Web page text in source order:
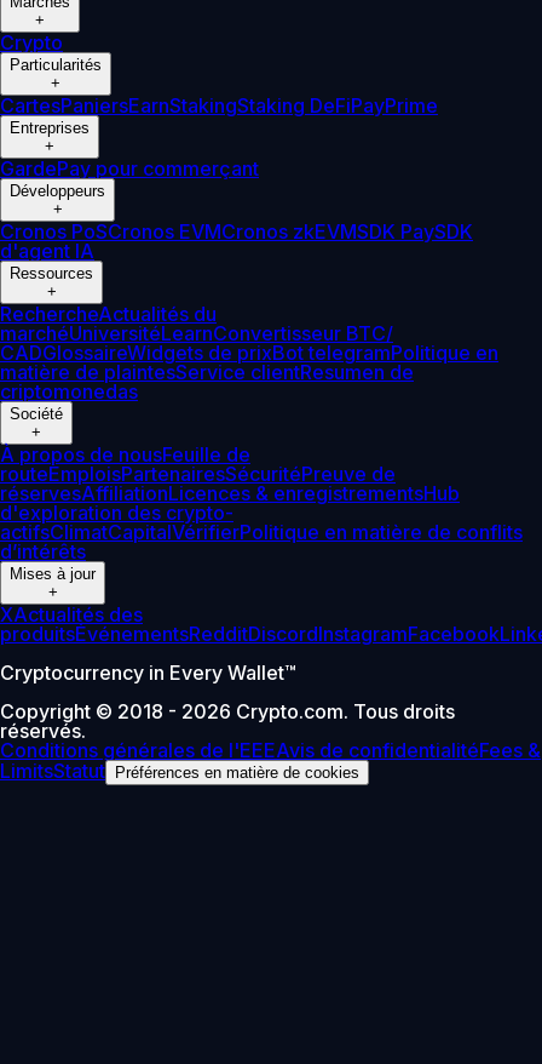
+
Crypto
Particularités
+
CartesPaniersEarnStakingStaking DeFiPayPrime
Entreprises
+
GardePay pour commerçant
Développeurs
+
Cronos PoSCronos EVMCronos zkEVMSDK PaySDK
d'agent IA
Ressources
+
RechercheActualités du
marchéUniversitéLearnConvertisseur BTC/
CADGlossaireWidgets de prixBot telegramPolitique en
matière de plaintesService clientResumen de
criptomonedas
Société
+
À propos de nousFeuille de
routeEmploisPartenairesSécuritéPreuve de
réservesAffiliationLicences & enregistrementsHub
d'exploration des crypto-
actifsClimatCapitalVérifierPolitique en matière de conflits
d’intérêts
Mises à jour
+
XActualités des
produitsÉvénementsRedditDiscordInstagramFacebook
Cryptocurrency in Every Wallet™
Copyright © 2018 - 2026 Crypto.com. Tous droits
réservés.
Conditions générales de l'EEEAvis de confidentialitéFees &
LimitsStatut Préférences en matière de cookies